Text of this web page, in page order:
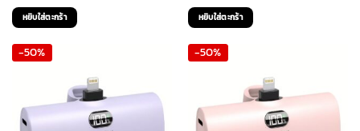
price
was:
1,390 ฿.
หยิบใส่ตะกร้า
price
was:
1,390 ฿.
หยิบใส่ตะกร้า
-50% -50%